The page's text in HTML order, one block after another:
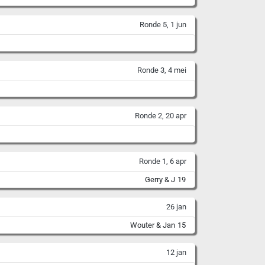
Ronde 5, 1 jun
Ronde 3, 4 mei
Ronde 2, 20 apr
Ronde 1, 6 apr
Gerry & J 19
26 jan
Wouter & Jan 15
12 jan